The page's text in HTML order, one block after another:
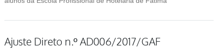
Ajuste Direto n.º AD006/2017/GAF